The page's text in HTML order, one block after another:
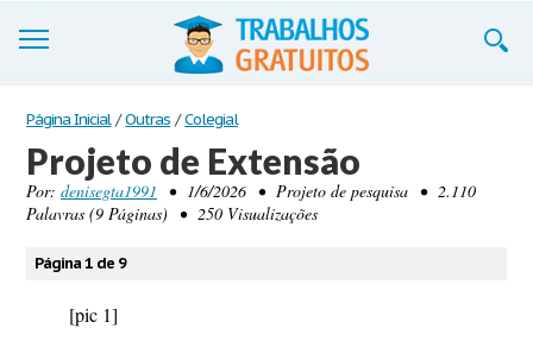
Trabalhos
Cadastre-se
Entre
Blog
Contate-nos
Página Inicial / Outras / Colegial
Projeto de Extensão
Por: denisegta1991 • 1/6/2026 • Projeto de pesquisa • 2.110
Palavras (9 Páginas) • 250 Visualizações
Página 1 de 9
[pic 1]